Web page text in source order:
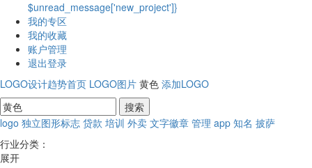
$unread_message['new_project']}
我的专区
我的收藏
账户管理
退出登录
LOGO设计趋势首页 LOGO图片 黄色 添加LOGO
logo 独立图形标志 贷款 培训 外卖 文字徽章 管理 app 知名 披萨
行业分类：
展开